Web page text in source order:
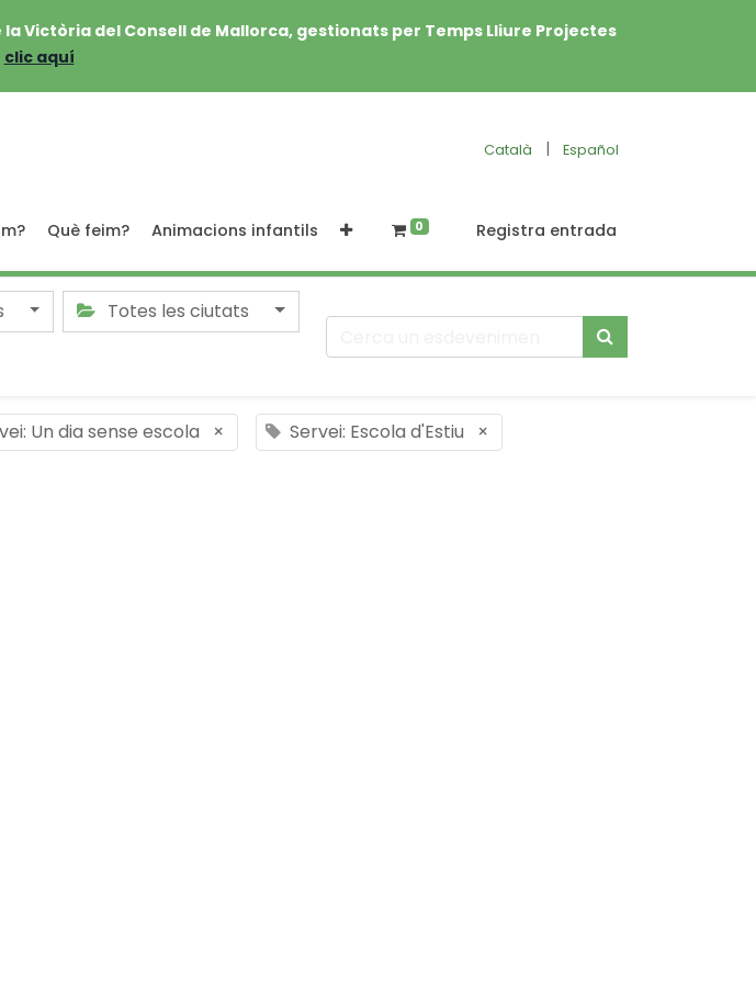
Victòria del Consell de Mallorca, gestionats per Temps Lliure Projectes
clic aquí
Català | Español
Què feim? Animacions infantils 0 Registra entrada
Totes les ciutats
Un dia sense escola × Servei: Escola d'Estiu ×